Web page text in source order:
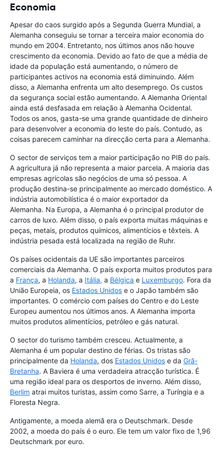
Economia
Apesar do caos surgido após a Segunda Guerra Mundial, a
Alemanha conseguiu se tornar a terceira maior economia do
mundo em 2004. Entretanto, nos últimos anos não houve
crescimento da economia. Devido ao fato de que a média de
idade da população está aumentando, o número de
participantes activos na economia está diminuindo. Além
disso, a Alemanha enfrenta um alto desemprego. Os custos
da segurança social estão aumentando. A Alemanha Oriental
ainda está desfasada em relação à Alemanha Ocidental.
Todos os anos, gasta-se uma grande quantidade de dinheiro
para desenvolver a economia do leste do país. Contudo, as
coisas parecem caminhar na direcção certa para a Alemanha.
O sector de serviços tem a maior participação no PIB do país.
A agricultura já não representa a maior parcela. A maioria das
empresas agrícolas são negócios de uma só pessoa. A
produção destina-se principalmente ao mercado doméstico. A
indústria automobilística é o maior exportador da
Alemanha. Na Europa, a Alemanha é o principal produtor de
carros de luxo. Além disso, o país exporta muitas máquinas e
peças, metais, produtos químicos, alimentícios e têxteis. A
indústria pesada está localizada na região de Ruhr.
Os países ocidentais da UE são importantes parceiros
comerciais da Alemanha. O país exporta muitos produtos para
a França, a Holanda, a Itália, a Bélgica e Luxemburgo. Fora da
União Europeia, os Estados Unidos e o Japão também são
importantes. O comércio com países do Centro e do Leste
Europeu aumentou nos últimos anos. A Alemanha importa
muitos produtos alimentícios, petróleo e gás natural.
O sector do turismo também cresceu. Actualmente, a
Alemanha é um popular destino de férias. Os tristas são
principalmente da Holanda, dos Estados Unidos e da Grã-
Bretanha. A Baviera é uma verdadeira atracção turística. É
uma região ideal para os desportos de inverno. Além disso,
Berlim atrai muitos turistas, assim como Sarre, a Turíngia e a
Floresta Negra.
Antigamente, a moeda alemã era o Deutschmark. Desde
2002, a moeda do país é o euro. Ele tem um valor fixo de 1,96
Deutschmark por euro.